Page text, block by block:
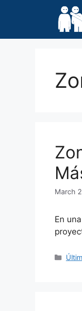
March
En